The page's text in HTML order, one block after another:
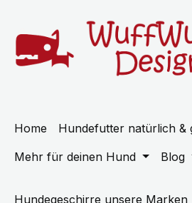
Home Hundefutter natürlich &
Mehr für deinen Hund
Blog
Hundegeschirre unsere Marken